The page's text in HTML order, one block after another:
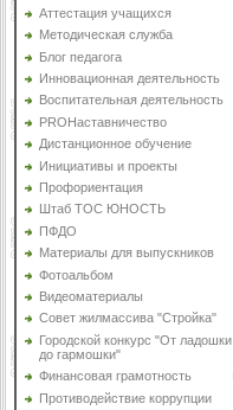
Аттестация учащихся
Методическая служба
Блог педагога
Инновационная деятельность
Воспитательная деятельность
PROНаставничество
Дистанционное обучение
Инициативы и проекты
Профориентация
Штаб ТОС ЮНОСТЬ
ПФДО
Материалы для выпускников
Фотоальбом
Видеоматериалы
Совет жилмассива "Стройка"
Городской конкурс "От ладошки
до гармошки"
Финансовая грамотность
Противодействие коррупции